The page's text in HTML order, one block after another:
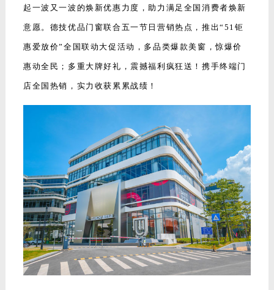
起一波又一波的焕新优惠力度，助力满足全国消费者焕新
意愿。德技优品门窗联合五一节日营销热点，推出“51钜
惠爱放价”全国联动大促活动，多品类爆款美窗，惊爆价
惠动全民；多重大牌好礼，震撼福利疯狂送！携手终端门
店全国热销，实力收获累累战绩！